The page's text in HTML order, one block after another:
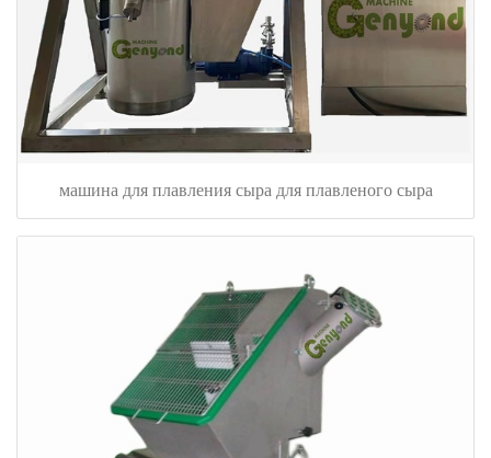
машина для плавления сыра для плавленого сыра